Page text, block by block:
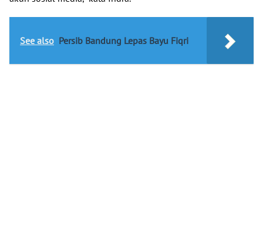
See also Persib Bandung Lepas Bayu Fiqri